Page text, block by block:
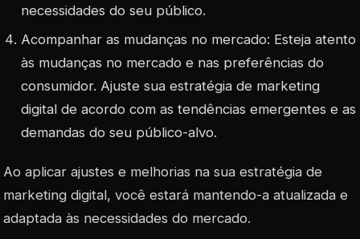
necessidades do seu público.
Acompanhar as mudanças no mercado: Esteja atento
às mudanças no mercado e nas preferências do
consumidor. Ajuste sua estratégia de marketing
digital de acordo com as tendências emergentes e as
demandas do seu público-alvo.
Ao aplicar ajustes e melhorias na sua estratégia de
marketing digital, você estará mantendo-a atualizada e
adaptada às necessidades do mercado.